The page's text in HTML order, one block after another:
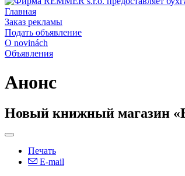
Главная
Заказ рекламы
Подать объявление
O novinách
Объявления
Анонс
Новый книжный магазин
Печать
E-mail